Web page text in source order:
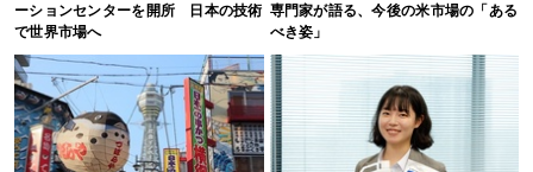
ーションセンターを開所 日本の技術
で世界市場へ
専門家が語る、今後の米市場の「ある
べき姿」